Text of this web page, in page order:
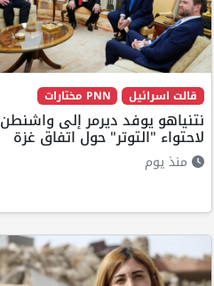
قالت اسرائيل PNN مختارات
نتنياهو يوفد ديرمر إلى واشنطن
لاحتواء "التوتر" حول اتفاق غزة
منذ يوم